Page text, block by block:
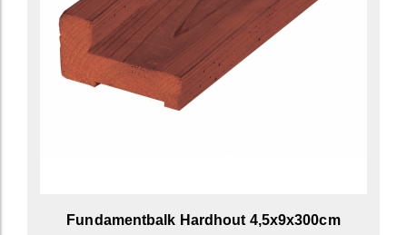
Fundamentbalk Hardhout 4,5x9x300cm